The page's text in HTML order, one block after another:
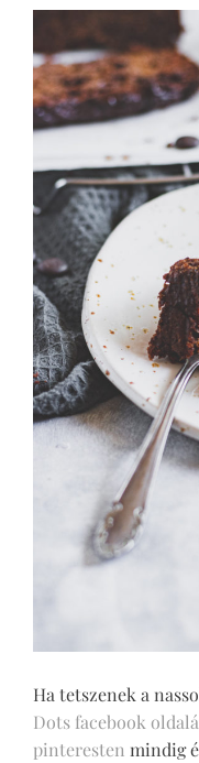
Ha tetszenek a
Dots facebook
pinteresten mindig